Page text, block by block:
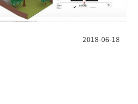
2018-06-18